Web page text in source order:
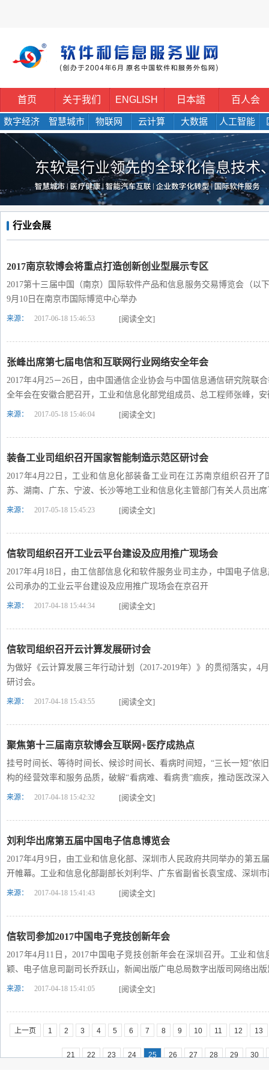
首页 关于我们 ENGLISH 日本語 百人会
数字经济 智慧城市 物联网 云计算 大数据 人工智能
行业会展
2017南京软博会将重点打造创新创业型展示专区
2017第十三届中国（南京）国际软件产品和信息服务交易博览会（以
9月10日在南京市国际博览中心举办
来源： 2017-06-18 15:46:53 [阅读全文]
张峰出席第七届电信和互联网行业网络安全年会
2017年4月25－26日，由中国通信企业协会与中国信息通信研究院联
全年会在安徽合肥召开，工业和信息化部党组成员、总工程师张峰，
来源： 2017-05-18 15:46:04 [阅读全文]
装备工业司组织召开国家智能制造示范区研讨会
2017年4月22日，工业和信息化部装备工业司在江苏南京组织召开
苏、湖南、广东、宁波、长沙等地工业和信息化主管部门有关人员出
来源： 2017-05-18 15:45:23 [阅读全文]
信软司组织召开工业云平台建设及应用推广现场会
2017年4月18日，由工信部信息化和软件服务业司主办，中国电子信
公司承办的工业云平台建设及应用推广现场会在京召开
来源： 2017-04-18 15:44:34 [阅读全文]
信软司组织召开云计算发展研讨会
为做好《云计算发展三年行动计划（2017-2019年）》的贯彻落实，4
研讨会。
来源： 2017-04-18 15:43:55 [阅读全文]
聚焦第十三届南京软博会互联网+医疗成热点
挂号时间长、等待时间长、候诊时间长、看病时间短，“三长一短”依
构的经营效率和服务品质，破解“看病难、看病贵”痼疾，推动医改深
地方的重要命题。 听听大佬们的精彩语录
来源： 2017-04-18 15:42:32 [阅读全文]
刘利华出席第五届中国电子信息博览会
2017年4月9日，由工业和信息化部、深圳市人民政府共同举办的第五
开帷幕。工业和信息化部副部长刘利华、广东省副省长袁宝成、深圳
来源： 2017-04-18 15:41:43 [阅读全文]
信软司参加2017中国电子竞技创新年会
2017年4月11日，2017中国电子竞技创新年会在深圳召开。工业和
颖、电子信息司副司长乔跃山，新闻出版广电总局数字出版司网络出
来源： 2017-04-18 15:41:05 [阅读全文]
上一页 1 2 3 4 5 6 7 8 9 10 11 12 13
21 22 23 24 25 26 27 28 29 30